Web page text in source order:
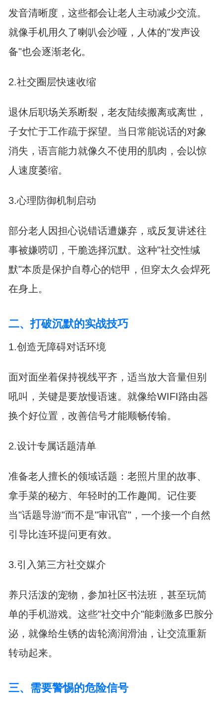
发音清晰度，这些都会让老人主动减少交流。
就像手机用久了喇叭会沙哑，人体的"发声设
备"也会逐渐老化。
2.社交圈层快速收缩
退休后职场关系断裂，老友陆续搬离或离世，
子女忙于工作疏于探望。当日常能说话的对象
消失，语言能力就像久不使用的肌肉，会以惊
人速度萎缩。
3.心理防御机制启动
部分老人因担心说错话遭嫌弃，或反复讲述往
事被嫌唠叨，干脆选择沉默。这种"社交性缄
默"本质是保护自尊心的铠甲，但穿太久会焊死
在身上。
二、打破沉默的实战技巧
1.创造无障碍对话环境
面对面坐着保持视线平齐，适当放大音量但别
吼叫，关键是要放慢语速。就像给WIFI路由器
换个好位置，改善信号才能顺畅传输。
2.设计专属话题清单
准备老人擅长的领域话题：老照片里的故事、
拿手菜的秘方、年轻时的工作趣闻。记住要
当"话题导游"而不是"审讯官"，一个接一个自然
引导比连环提问更有效。
3.引入第三方社交媒介
养只活泼的宠物，参加社区书法班，甚至玩简
单的手机游戏。这些"社交中介"能刺激多巴胺分
泌，就像给生锈的齿轮滴润滑油，让交流重新
转动起来。
三、需要警惕的危险信号